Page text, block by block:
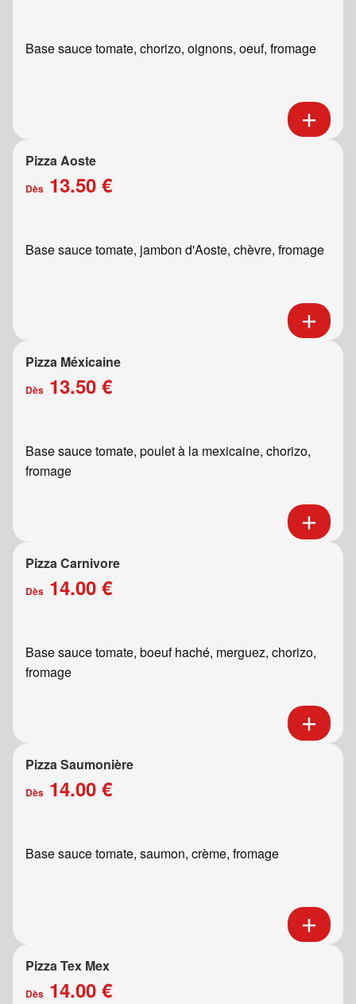
Base sauce tomate, chorizo, oignons, oeuf, fromage
Pizza Aoste
Dès 13.50 €
Base sauce tomate, jambon d'Aoste, chèvre, fromage
Pizza Méxicaine
Dès 13.50 €
Base sauce tomate, poulet à la mexicaine, chorizo,
fromage
Pizza Carnivore
Dès 14.00 €
Base sauce tomate, boeuf haché, merguez, chorizo,
fromage
Pizza Saumonière
Dès 14.00 €
Base sauce tomate, saumon, crème, fromage
Pizza Tex Mex
Dès 14.00 €